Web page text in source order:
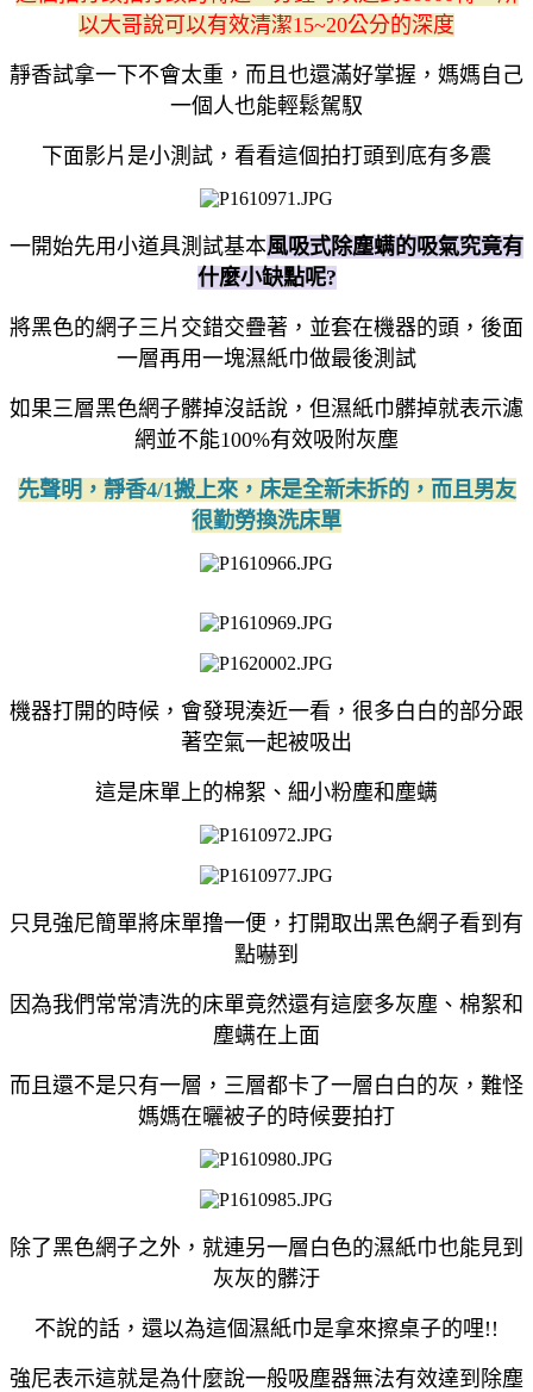
以大哥說可以有效清潔15~20公分的深度
靜香試拿一下不會太重，而且也還滿好掌握，媽媽自己
一個人也能輕鬆駕馭
下面影片是小測試，看看這個拍打頭到底有多震
一開始先用小道具測試基本風吸式除塵螨的吸氣究竟有
什麼小缺點呢?
將黑色的網子三片交錯交疊著，並套在機器的頭，後面
一層再用一塊濕紙巾做最後測試
如果三層黑色網子髒掉沒話說，但濕紙巾髒掉就表示濾
網並不能100%有效吸附灰塵
先聲明，靜香4/1搬上來，床是全新未拆的，而且男友
很勤勞換洗床單
機器打開的時候，會發現湊近一看，很多白白的部分跟
著空氣一起被吸出
這是床單上的棉絮、細小粉塵和塵螨
只見強尼簡單將床單撸一便，打開取出黑色網子看到有
點嚇到
因為我們常常清洗的床單竟然還有這麼多灰塵、棉絮和
塵螨在上面
而且還不是只有一層，三層都卡了一層白白的灰，難怪
媽媽在曬被子的時候要拍打
除了黑色網子之外，就連另一層白色的濕紙巾也能見到
灰灰的髒汙
不說的話，還以為這個濕紙巾是拿來擦桌子的哩!!
強尼表示這就是為什麼說一般吸塵器無法有效達到除塵